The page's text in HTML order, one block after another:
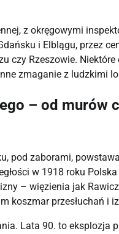
z okręgowymi
i Elblągu, przez
czy Rzeszowie.
zmaganie z ludzkimi
– od murów
pod zaborami,
w 1918 roku
– więzienia jak
koszmar przesłuchań i
Lata 90. to eksplozja